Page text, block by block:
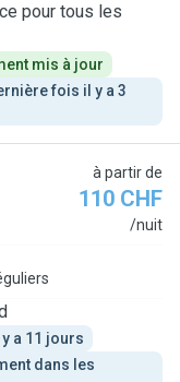
pour tous les
mis à jour
fois il y a 3
à partir de
110 CHF
/nuit
a 11 jours
dans les